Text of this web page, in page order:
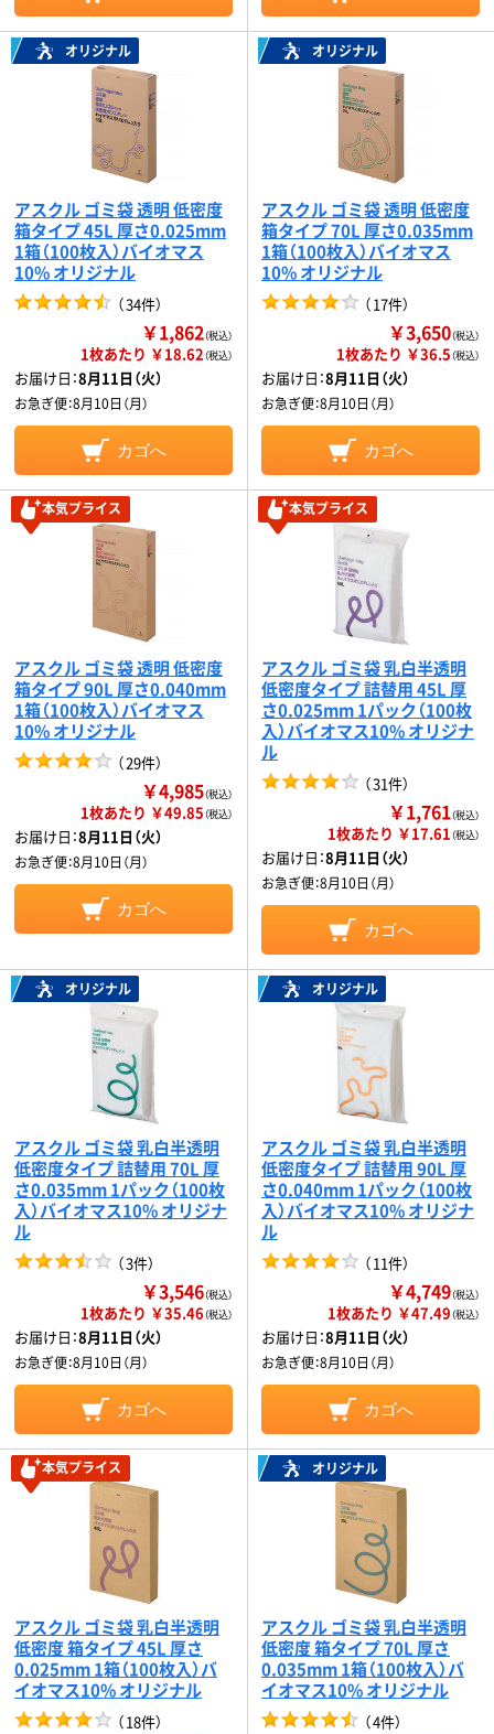
オリジナル
アスクル ゴミ袋 透明 低密度
箱タイプ 45L 厚さ0.025mm
1箱（100枚入）バイオマス
10% オリジナル
（34件）
￥1,862（税込）
1枚あたり ￥18.62（税込）
お届け日：8月11日（火）
お急ぎ便：8月10日（月）
カゴへ
オリジナル
アスクル ゴミ袋 透明 低密度
箱タイプ 70L 厚さ0.035mm
1箱（100枚入）バイオマス
10% オリジナル
（17件）
￥3,650（税込）
1枚あたり ￥36.5（税込）
お届け日：8月11日（火）
お急ぎ便：8月10日（月）
カゴへ
本気プライス
アスクル ゴミ袋 透明 低密度
箱タイプ 90L 厚さ0.040mm
1箱（100枚入）バイオマス
10% オリジナル
（29件）
￥4,985（税込）
1枚あたり ￥49.85（税込）
お届け日：8月11日（火）
お急ぎ便：8月10日（月）
カゴへ
本気プライス
アスクル ゴミ袋 乳白半透明
低密度タイプ 詰替用 45L 厚
さ0.025mm 1パック（100枚
入）バイオマス10% オリジナ
ル
（31件）
￥1,761（税込）
1枚あたり ￥17.61 （税込）
お届け日：8月11日（火）
お急ぎ便：8月10日（月）
カゴへ
オリジナル
アスクル ゴミ袋 乳白半透明
低密度タイプ 詰替用 70L 厚
さ0.035mm 1パック（100枚
入）バイオマス10% オリジナ
ル
（3件）
￥3,546（税込）
1枚あたり ￥35.46（税込）
お届け日：8月11日（火）
お急ぎ便：8月10日（月）
カゴへ
オリジナル
アスクル ゴミ袋 乳白半透明
低密度タイプ 詰替用 90L 厚
さ0.040mm 1パック（100枚
入）バイオマス10% オリジナ
ル
（11件）
￥4,749（税込）
1枚あたり ￥47.49（税込）
お届け日：8月11日（火）
お急ぎ便：8月10日（月）
カゴへ
本気プライス
アスクル ゴミ袋 乳白半透明
低密度 箱タイプ 45L 厚さ
0.025mm 1箱（100枚入）バ
イオマス10% オリジナル
（18件）
オリジナル
アスクル ゴミ袋 乳白半透明
低密度 箱タイプ 70L 厚さ
0.035mm 1箱（100枚入）バ
イオマス10% オリジナル
（4件）